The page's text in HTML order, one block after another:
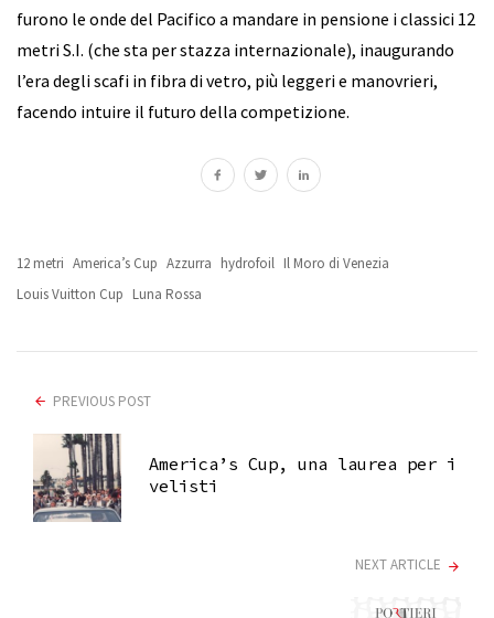
furono le onde del Pacifico a mandare in pensione i classici 12
metri S.I. (che sta per stazza internazionale), inaugurando
l’era degli scafi in fibra di vetro, più leggeri e manovrieri,
facendo intuire il futuro della competizione.
12 metri America’s Cup Azzurra hydrofoil Il Moro di Venezia
Louis Vuitton Cup Luna Rossa
PREVIOUS POST
America’s Cup, una laurea per i
velisti
NEXT ARTICLE